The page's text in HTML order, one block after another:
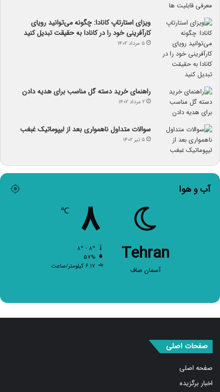
ویزای استارتاپ کانادا: چگونه می‌توانید رویای
کارآفرینی خود را در کانادا به حقیقت تبدیل کنید
۵ مرداد ۱۴۰۲
راهنمای خرید دسته گل مناسب برای هدیه دادن
۲ مرداد ۱۴۰۲
سوالات متداول ناهمواری بعد از لیپوماتیک غبغب
۵ تیر ۱۴۰۲
آب و هوا
Tehran
آسمان صاف
۸ ℃
۵۷%
۶.۱۷ کیلومتر/ساعت
صفحات اصلی
صفحه اصلی
اخبار برگزیده